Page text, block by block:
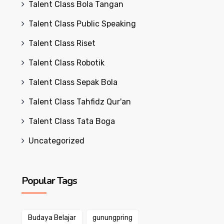
Talent Class Bola Tangan
Talent Class Public Speaking
Talent Class Riset
Talent Class Robotik
Talent Class Sepak Bola
Talent Class Tahfidz Qur'an
Talent Class Tata Boga
Uncategorized
Popular Tags
Budaya Belajar gunungpring